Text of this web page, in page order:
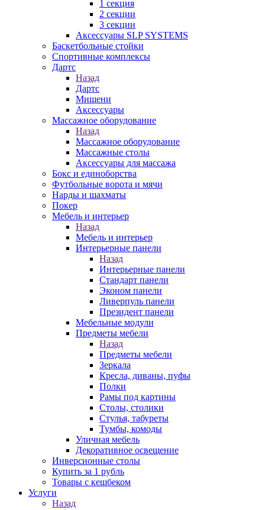
1 секция
2 секции
3 секции
Аксессуары SLP SYSTEMS
Баскетбольные стойки
Спортивные комплексы
Дартс
Назад
Дартс
Мишени
Аксессуары
Массажное оборудование
Назад
Массажное оборудование
Массажные столы
Аксессуары для массажа
Бокс и единоборства
Футбольные ворота и мячи
Нарды и шахматы
Покер
Мебель и интерьер
Назад
Мебель и интерьер
Интерьерные панели
Назад
Интерьерные панели
Стандарт панели
Эконом панели
Ливерпуль панели
Президент панели
Мебельные модули
Предметы мебели
Назад
Предметы мебели
Зеркала
Кресла, диваны, пуфы
Полки
Рамы под картины
Столы, столики
Стулья, табуреты
Тумбы, комоды
Уличная мебель
Декоративное освещение
Инверсионные столы
Купить за 1 рубль
Товары с кешбеком
Услуги
Назад